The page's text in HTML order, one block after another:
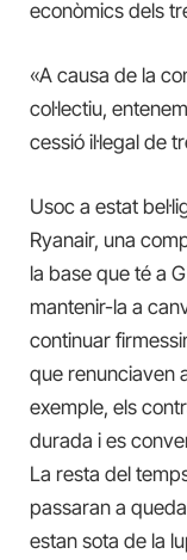
econòmics dels
«A causa de la
col·lectiu,
cessió il·legal de
Usoc a estat
Ryanair, una
la base que té a
mantenir-la a
continuar
que renunciaven
exemple, els
durada i es
La resta del
passaran a
estan sota de la